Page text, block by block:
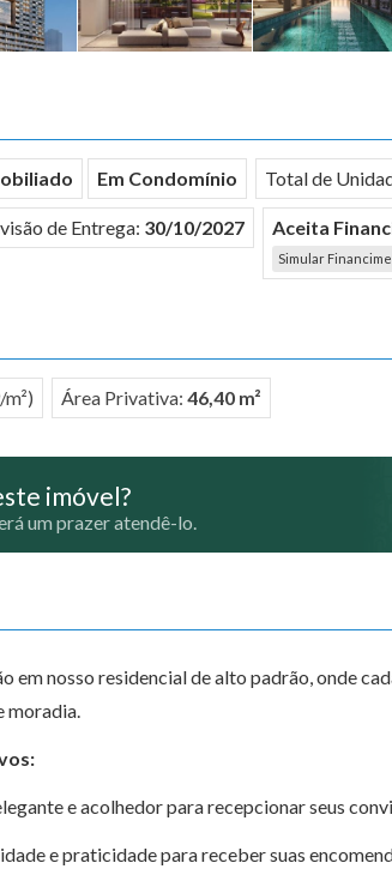
Em Condomínio Total de
de Entrega: 30/10/2027 Aceita
Simular
Área Privativa: 46,40 m²
imóvel?
um prazer atendê-lo.
em nosso residencial de alto padrão, onde
moradia.
e acolhedor para recepcionar seus
e praticidade para receber suas